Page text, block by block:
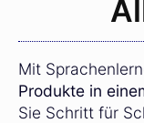
Mit
Produkte in
Sie Schritt für